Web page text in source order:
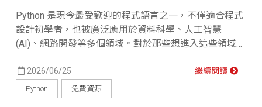
Python 是現今最受歡迎的程式語言之一，不僅適合程式
設計初學者，也被廣泛應用於資料科學、人工智慧
(AI)、網路開發等多個領域。對於那些想進入這些領域或
的選擇。這篇文章將從基礎開始，帶你全面了解如何自
學 Python，並提供一系列適合不同學習階段的資源與建
議，幫助你順利入門並進階提升。 Python自學從哪裡開
2026/06/25 繼續閱讀
Python 免費資源